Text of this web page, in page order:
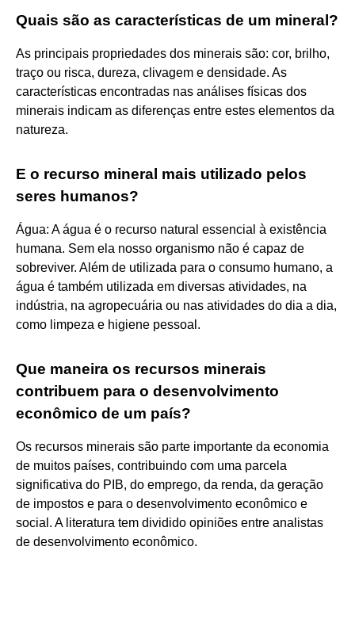
Quais são as características de um mineral?
As principais propriedades dos minerais são: cor, brilho,
traço ou risca, dureza, clivagem e densidade. As
características encontradas nas análises físicas dos
minerais indicam as diferenças entre estes elementos da
natureza.
E o recurso mineral mais utilizado pelos
seres humanos?
Água: A água é o recurso natural essencial à existência
humana. Sem ela nosso organismo não é capaz de
sobreviver. Além de utilizada para o consumo humano, a
água é também utilizada em diversas atividades, na
indústria, na agropecuária ou nas atividades do dia a dia,
como limpeza e higiene pessoal.
Que maneira os recursos minerais
contribuem para o desenvolvimento
econômico de um país?
Os recursos minerais são parte importante da economia
de muitos países, contribuindo com uma parcela
significativa do PIB, do emprego, da renda, da geração
de impostos e para o desenvolvimento econômico e
social. A literatura tem dividido opiniões entre analistas
de desenvolvimento econômico.